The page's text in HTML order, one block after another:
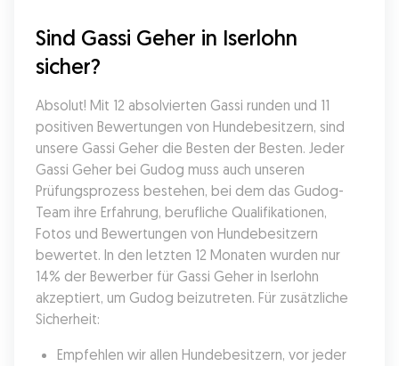
Sind Gassi Geher in Iserlohn
sicher?
Absolut! Mit 12 absolvierten Gassi runden und 11
positiven Bewertungen von Hundebesitzern, sind
unsere Gassi Geher die Besten der Besten. Jeder
Gassi Geher bei Gudog muss auch unseren
Prüfungsprozess bestehen, bei dem das Gudog-
Team ihre Erfahrung, berufliche Qualifikationen,
Fotos und Bewertungen von Hundebesitzern
bewertet. In den letzten 12 Monaten wurden nur
14% der Bewerber für Gassi Geher in Iserlohn
akzeptiert, um Gudog beizutreten. Für zusätzliche
Sicherheit:
Empfehlen wir allen Hundebesitzern, vor jeder